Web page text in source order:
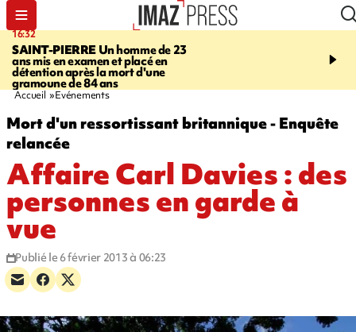
16:32
SAINT-PIERREUn homme de 23
ans mis en examen et placé en
détention après la mort d'une
gramoune de 84 ans
21:08
et Turquie scellent un
Accueil Evénements
Mort d'un ressortissant britannique - Enquête
relancée
Affaire Carl Davies : des
personnes en garde à
vue
Publié le 6 février 2013 à 06:23